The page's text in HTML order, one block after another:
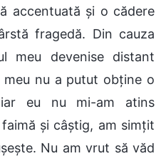
accentuată și o cădere
fragedă. Din cauza
meu devenise distant
nu a putut obține o
iar eu nu mi-am atins
și câștig, am simțit
Nu am vrut să văd